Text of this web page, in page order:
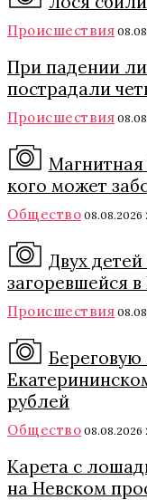
Происшествия
При падении
пострадали
Происшествия
кого может
Общество 08.08.2026
Двух
загоревшейся
Происшествия
рублей
Общество 08.08.2026
Карета с
на Невском